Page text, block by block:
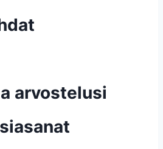
arvostelusi